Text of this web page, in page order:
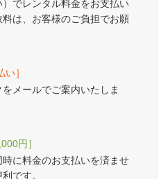
でレンタル料金をお支払い
は、お客様のご負担でお願
い］
メールでご案内いたしま
円］
に料金のお支払いを済ませ
です。